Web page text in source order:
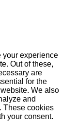
your experience
Out of these,
are
for the
We also
and
These cookies
your consent.